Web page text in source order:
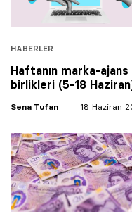
HABERLER
Haftanın marka-ajans
birlikleri (5-18
Sena Tufan 18 Haziran